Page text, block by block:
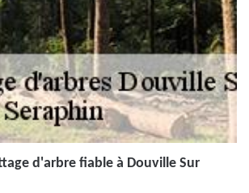
d'arbre fiable à Douville Sur